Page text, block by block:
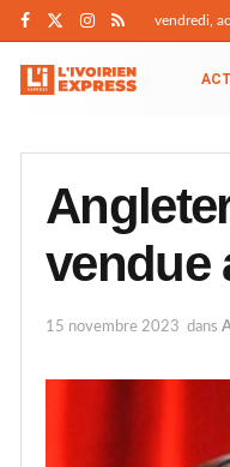
vendredi,
vendue
15 novembre 2023 dans